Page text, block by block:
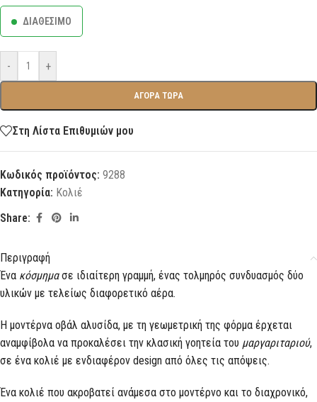
ΔΙΑΘΕΣΙΜΟ
- +
ΑΓΟΡΑ ΤΩΡΑ
Στη Λίστα Επιθυμιών μου
Κωδικός προϊόντος: 9288
Κατηγορία: Κολιέ
Share:
Περιγραφή
Ένα κόσμημασε ιδιαίτερη γραμμή, ένας τολμηρός συνδυασμός δύο
υλικών με τελείως διαφορετικό αέρα.
Η μοντέρνα οβάλ αλυσίδα, με τη γεωμετρική της φόρμα έρχεται
αναμφίβολα να προκαλέσει την κλασική γοητεία του μαργαριταριού,
σε ένα κολιέ με ενδιαφέρον design από όλες τις απόψεις.
Ένα κολιέ που ακροβατεί ανάμεσα στο μοντέρνο και το διαχρονικό,